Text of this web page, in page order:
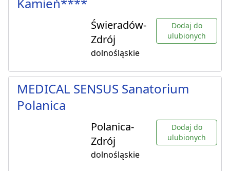
Kamień****
Świeradów-
Zdrój
dolnośląskie
Dodaj do
ulubionych
MEDICAL SENSUS Sanatorium
Polanica
Polanica-
Zdrój
dolnośląskie
Dodaj do
ulubionych